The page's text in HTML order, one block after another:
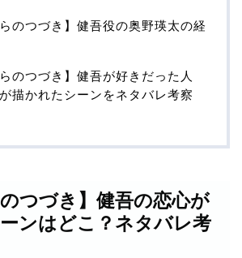
らのつづき】健吾役の奥野瑛太の経
らのつづき】健吾が好きだった人
描かれたシーンをネタバレ考察
のつづき】健吾の恋心が
ンはどこ？ネタバレ考